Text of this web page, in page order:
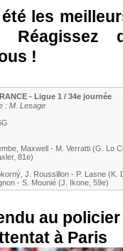
les
Réagissez
!
- Ligue 1 / 34e journée
: M. Lesage
Maxwell - M. Verratti (G. Lo
, 81e)
J. Roussillon - P. Lasne (K.
- S. Mounié (J. Ikone , 59e)
au
à Paris